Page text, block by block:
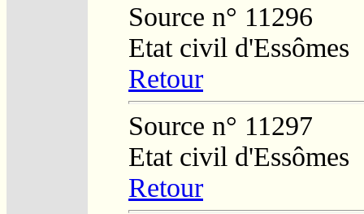
Source n° 11296
Etat civil d'Essômes
Retour
Source n° 11297
Etat civil d'Essômes
Retour